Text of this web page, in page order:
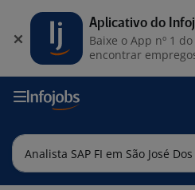
Aplicativo do
Baixe o App nº 1
encontrar